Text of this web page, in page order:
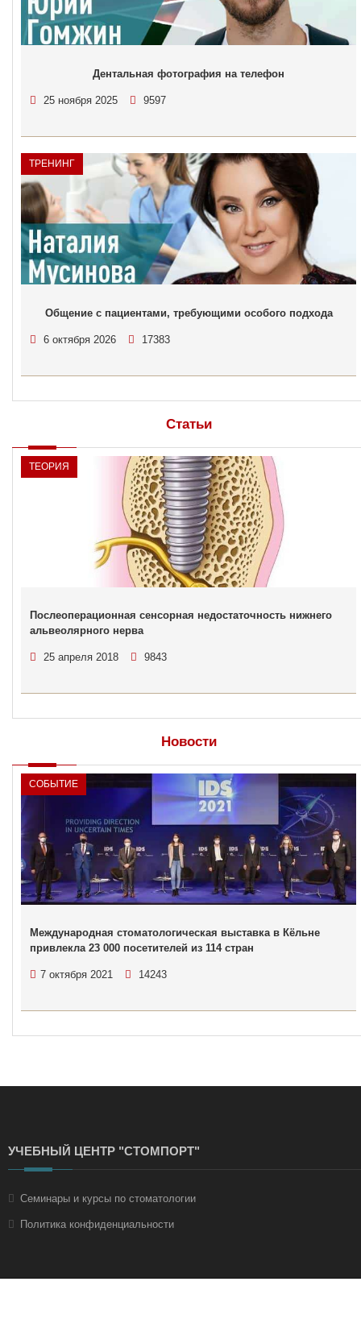
Дентальная фотография на телефон
25 ноября 2025 9597
ТРЕНИНГ
Общение с пациентами, требующими особого подхода
6 октября 2026 17383
Статьи
ТЕОРИЯ
Послеоперационная сенсорная недостаточность нижнего
альвеолярного нерва
25 апреля 2018 9843
Новости
СОБЫТИЕ
Международная стоматологическая выставка в Кёльне
привлекла 23 000 посетителей из 114 стран
7 октября 2021 14243
УЧЕБНЫЙ ЦЕНТР "СТОМПОРТ"
Семинары и курсы по стоматологии
Политика конфиденциальности